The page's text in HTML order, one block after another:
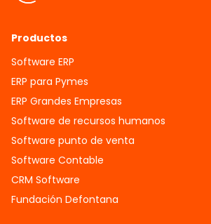
Productos
Software ERP
ERP para Pymes
ERP Grandes Empresas
Software de recursos humanos
Software punto de venta
Software Contable
CRM Software
Fundación Defontana